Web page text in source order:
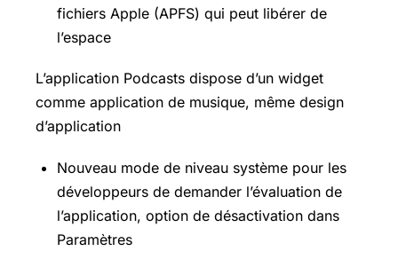
fichiers Apple (APFS) qui peut libérer de
l’espace
L’application Podcasts dispose d’un widget
comme application de musique, même design
d’application
Nouveau mode de niveau système pour les
développeurs de demander l’évaluation de
l’application, option de désactivation dans
Paramètres